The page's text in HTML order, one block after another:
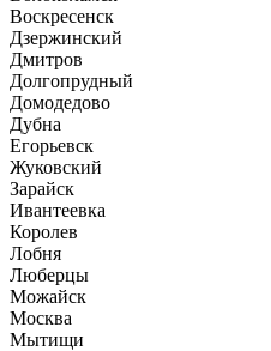
Воскресенск
Дзержинский
Дмитров
Долгопрудный
Домодедово
Дубна
Егорьевск
Жуковский
Зарайск
Ивантеевка
Королев
Лобня
Люберцы
Можайск
Москва
Мытищи